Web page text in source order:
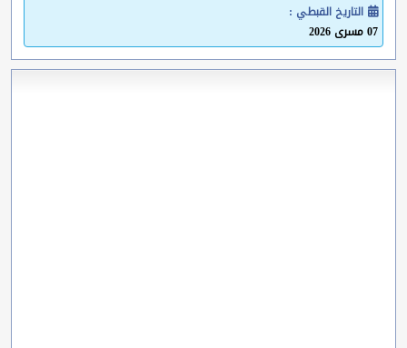
التاريخ القبطي :
07 مسرى 2026